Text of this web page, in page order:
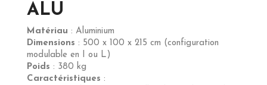
ALU
Matériau : Aluminium
Dimensions : 500 x 100 x 215 cm (configuration
modulable en I ou L)
Poids : 380 kg
Caractéristiques :